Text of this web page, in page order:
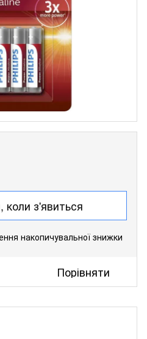
коли з'явиться
накопичувальної знижки
Порівняти